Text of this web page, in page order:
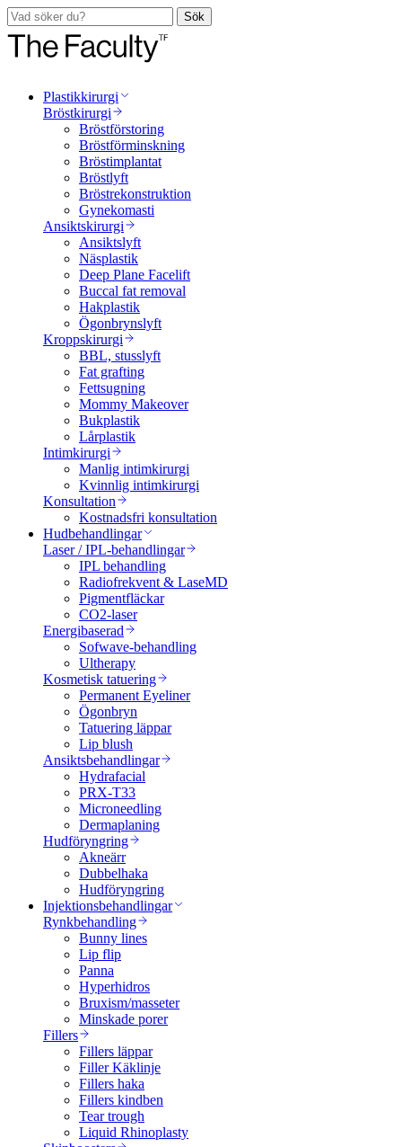
Sök
Plastikkirurgi
Bröstkirurgi
Bröstförstoring
Bröstförminskning
Bröstimplantat
Bröstlyft
Bröstrekonstruktion
Gynekomasti
Ansiktskirurgi
Ansiktslyft
Näsplastik
Deep Plane Facelift
Buccal fat removal
Hakplastik
Ögonbrynslyft
Kroppskirurgi
BBL, stusslyft
Fat grafting
Fettsugning
Mommy Makeover
Bukplastik
Lårplastik
Intimkirurgi
Manlig intimkirurgi
Kvinnlig intimkirurgi
Konsultation
Kostnadsfri konsultation
Hudbehandlingar
Laser / IPL-behandlingar
IPL behandling
Radiofrekvent & LaseMD
Pigmentfläckar
CO2-laser
Energibaserad
Sofwave-behandling
Ultherapy
Kosmetisk tatuering
Permanent Eyeliner
Ögonbryn
Tatuering läppar
Lip blush
Ansiktsbehandlingar
Hydrafacial
PRX-T33
Microneedling
Dermaplaning
Hudföryngring
Akneärr
Dubbelhaka
Hudföryngring
Injektionsbehandlingar
Rynkbehandling
Bunny lines
Lip flip
Panna
Hyperhidros
Bruxism/masseter
Minskade porer
Fillers
Fillers läppar
Filler Käklinje
Fillers haka
Fillers kindben
Tear trough
Liquid Rhinoplasty